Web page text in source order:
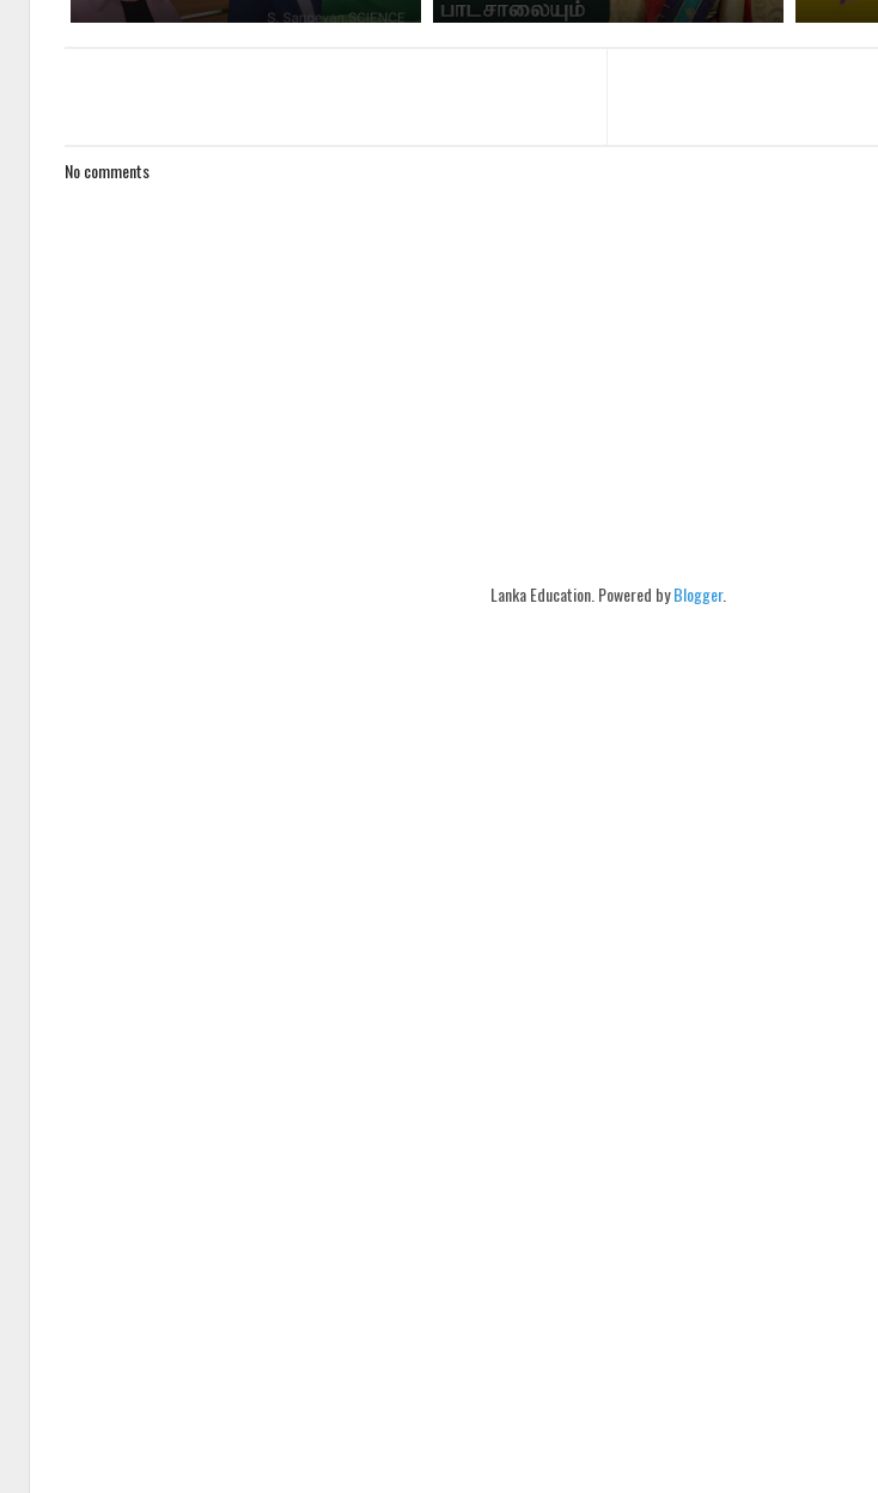
No comments
Lanka Education. Powered byBlogger.